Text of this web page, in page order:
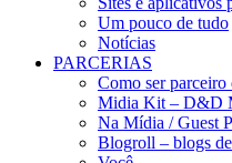
Um pouco de tudo
Notícias
PARCERIAS
Como ser
Midia Kit – D&D
Na Mídia / Guest
Blogroll – blogs